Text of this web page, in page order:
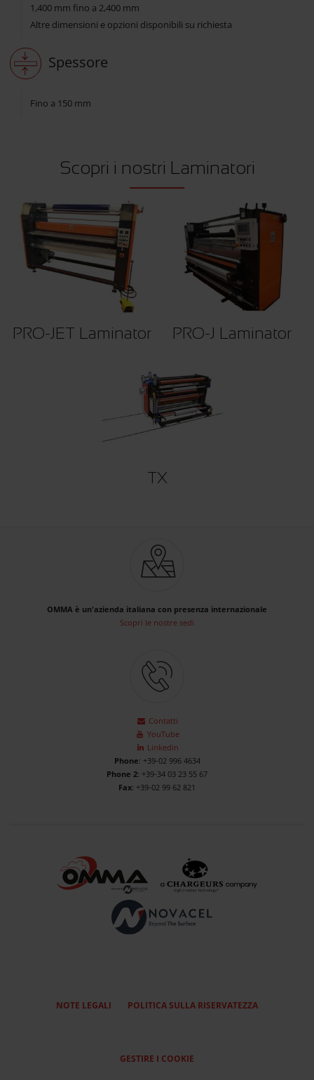
1,400 mm fino a 2,400 mm
Altre dimensioni e opzioni disponibili su richiesta
Spessore
Fino a 150 mm
Scopri i nostri Laminatori
PRO-JET Laminator PRO-J Laminator
TX
OMMA è un'azienda italiana con presenza internazionale
Scopri le nostre sedi
Contatti
YouTube
Linkedin
Phone: +39-02 996 4634
Phone 2: +39-34 03 23 55 67
Fax: +39-02 99 62 821
NOTE LEGALI POLITICA SULLA RISERVATEZZA
GESTIRE I COOKIE